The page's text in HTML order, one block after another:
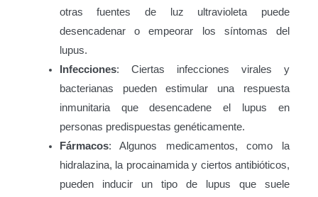
otras fuentes de luz ultravioleta puede
desencadenar o empeorar los síntomas del
lupus.
Infecciones: Ciertas infecciones virales y
bacterianas pueden estimular una respuesta
inmunitaria que desencadene el lupus en
personas predispuestas genéticamente.
Fármacos: Algunos medicamentos, como la
hidralazina, la procainamida y ciertos antibióticos,
pueden inducir un tipo de lupus que suele